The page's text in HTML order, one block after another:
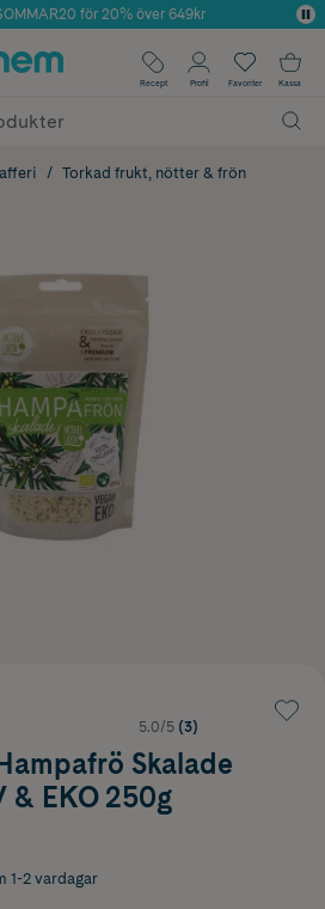
2025 inom Skönhet
för 20% över 649kr
✓ Fri frakt
på alla köp*
Recept Profil Favoriter Kassa
Torkad frukt, nötter & frön
5.0/5 (3)
Skalade
& EKO 250g
1-2 vardagar